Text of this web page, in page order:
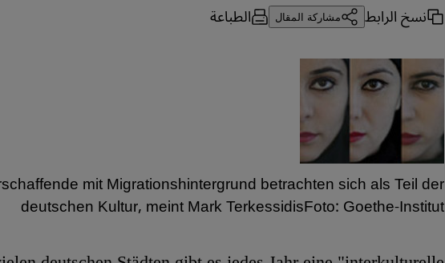
نسخ الرابط مشاركة المقال الطباعة
mit Migrationshintergrund betrachten sich als Teil der
deutschen Kultur, meint Mark TerkessidisFoto: Goethe-Institut